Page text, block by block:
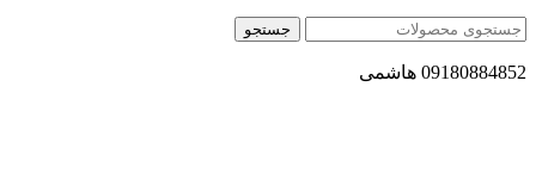
جستجو
09180884852 هاشمی